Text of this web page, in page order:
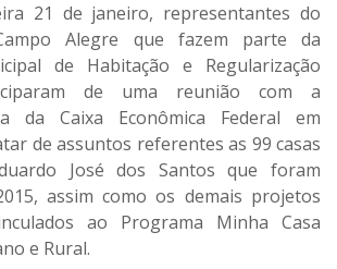
21 de janeiro, representantes do
Alegre que fazem parte da
de Habitação e Regularização
de uma reunião com a
da Caixa Econômica Federal em
de assuntos referentes as 99 casas
José dos Santos que foram
assim como os demais projetos
ao Programa Minha Casa
e Rural.